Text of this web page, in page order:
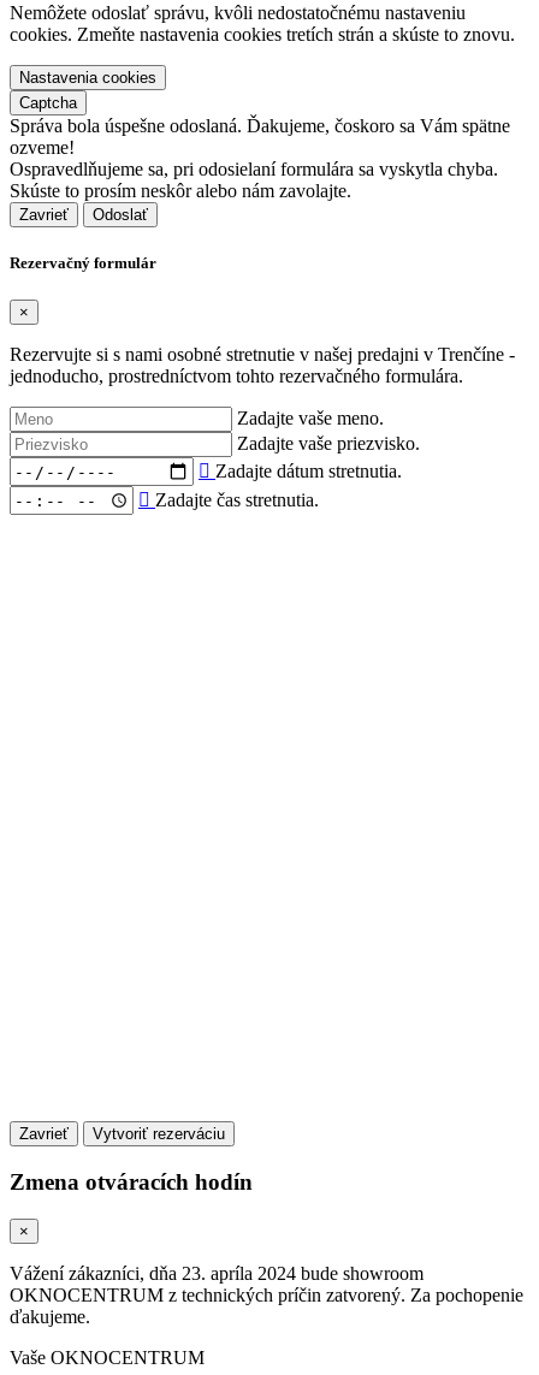
Nemôžete odoslať správu, kvôli nedostatočnému nastaveniu
cookies. Zmeňte nastavenia cookies tretích strán a skúste to znovu.
Nastavenia cookies
Captcha
Správa bola úspešne odoslaná. Ďakujeme, čoskoro sa Vám spätne
ozveme!
Ospravedlňujeme sa, pri odosielaní formulára sa vyskytla chyba.
Skúste to prosím neskôr alebo nám zavolajte.
Zavrieť
Rezervačný formulár
×
Rezervujte si s nami osobné stretnutie v našej predajni v Trenčíne -
jednoducho, prostredníctvom tohto rezervačného formulára.
Zadajte vaše meno.
Zadajte vaše priezvisko.
Zadajte dátum stretnutia.
Zadajte čas stretnutia.
Zavrieť
Zmena otváracích hodín
×
Vážení zákazníci, dňa 23. apríla 2024 bude showroom
OKNOCENTRUM z technických príčin zatvorený. Za pochopenie
ďakujeme.
Vaše OKNOCENTRUM